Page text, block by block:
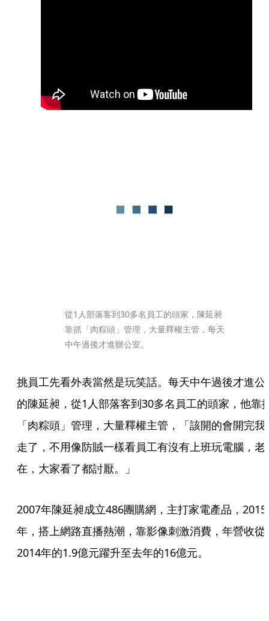
從1人部落客到30多名員工的頭家，陳延昶
靠抓「肉粽頭」管理，大量釋權主管，每天
中午過後才進辦公室。
挑員工先看外表當然是玩笑話。每天中午過後才進公
的陳延昶，從1人部落客到30多名員工的頭家，他靠
「肉粽頭」管理，大量釋權主管，「該開的會開完我
走了，不用像防賊一樣看員工有沒有上班玩電腦，老
在，大家看了都討厭。」
2007年陳延昶成立486團購網，主打家電產品，2015
年，搭上網路直播熱潮，靠影像刺激消費，年營收從
2014年的1.9億元躍升至去年的16億元。